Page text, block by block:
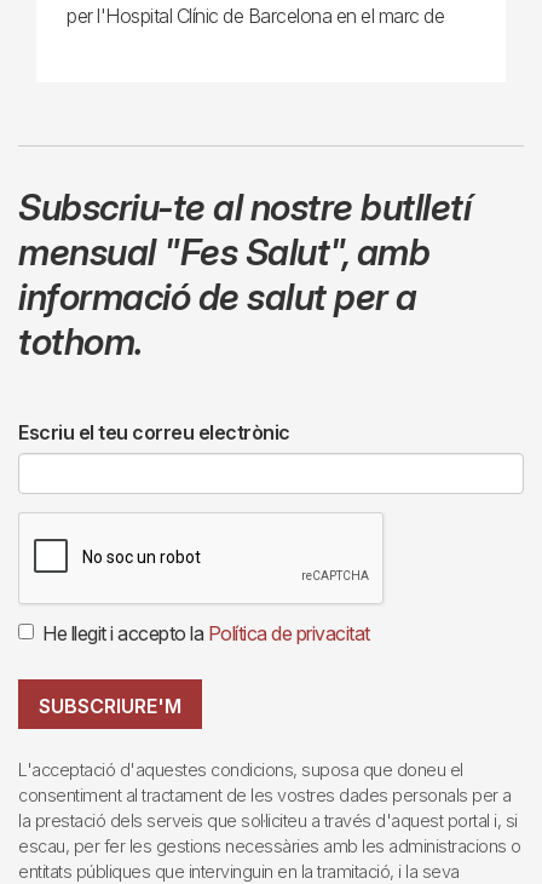
per l'Hospital Clínic de Barcelona en el marc de
Subscriu-te al nostre butlletí
mensual "Fes Salut",amb
informació de salut per a
tothom.
Escriu el teu correu electrònic
He llegit i accepto la Política de privacitat
SUBSCRIURE'M
L'acceptació d'aquestes condicions, suposa que doneu el
consentiment al tractament de les vostres dades personals per a
la prestació dels serveis que sol·liciteu a través d'aquest portal i, si
escau, per fer les gestions necessàries amb les administracions o
entitats públiques que intervinguin en la tramitació, i la seva